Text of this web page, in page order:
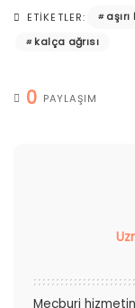
ETIKETLER:
kalça ağrısı
0 PAYLAŞIM
Mecburi